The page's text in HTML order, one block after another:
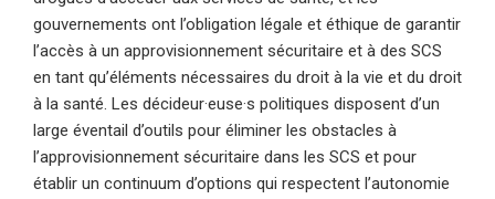
gouvernements ont l’obligation légale et éthique de garantir
l’accès à un approvisionnement sécuritaire et à des SCS
en tant qu’éléments nécessaires du droit à la vie et du droit
à la santé. Les décideur·euse·s politiques disposent d’un
large éventail d’outils pour éliminer les obstacles à
l’approvisionnement sécuritaire dans les SCS et pour
établir un continuum d’options qui respectent l’autonomie